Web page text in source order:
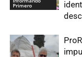
Primero